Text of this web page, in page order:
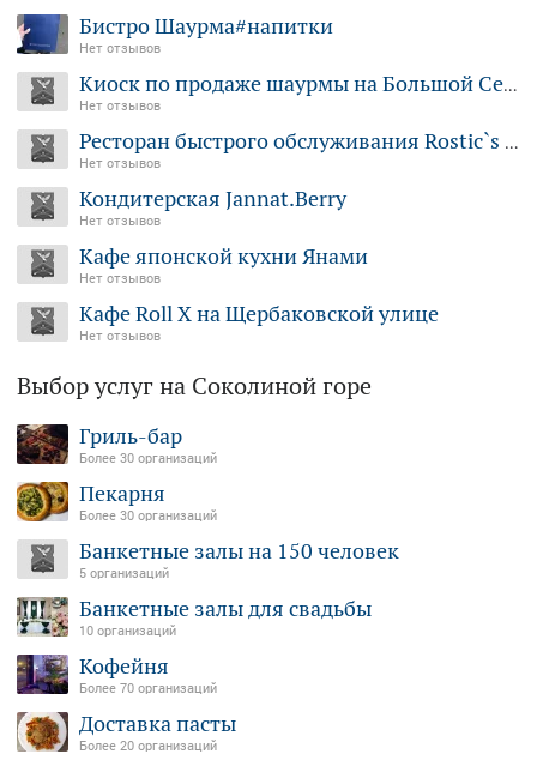
Бистро Шаурма#напитки
Нет отзывов
Киоск по продаже шаурмы на Большой Семёновской улице
Нет отзывов
Ресторан быстрого обслуживания Rostic`s на Большой Семёновской улице
Нет отзывов
Кондитерская Jannat.Berry
Нет отзывов
Кафе японской кухни Янами
Нет отзывов
Кафе Roll X на Щербаковской улице
Нет отзывов
Выбор услуг на Соколиной горе
Гриль-бар
Более 30 организаций
Пекарня
Более 30 организаций
Банкетные залы на 150 человек
5 организаций
Банкетные залы для свадьбы
10 организаций
Кофейня
Более 70 организаций
Доставка пасты
Более 20 организаций